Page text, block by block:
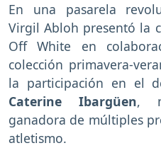
En una pasarela
Virgil Abloh presentó la
Off White en
colección primavera-
la participación en el
Caterine Ibargüen,
ganadora de múltiples
atletismo.